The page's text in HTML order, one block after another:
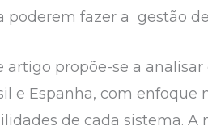
poderem fazer a gestão
artigo propõe-se a
e Espanha, com enfoque
de cada sistema.